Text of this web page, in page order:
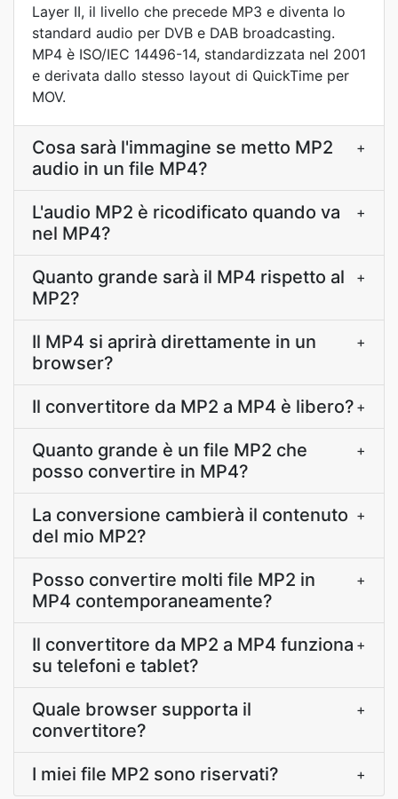
Layer II, il livello che precede MP3 e diventa lo
standard audio per DVB e DAB broadcasting.
MP4 è ISO/IEC 14496-14, standardizzata nel 2001
e derivata dallo stesso layout di QuickTime per
MOV.
Cosa sarà l'immagine se metto MP2
audio in un file MP4?
+
L'audio MP2 è ricodificato quando va
nel MP4?
+
Quanto grande sarà il MP4 rispetto al
MP2?
+
Il MP4 si aprirà direttamente in un
browser?
+
Il convertitore da MP2 a MP4 è libero? +
Quanto grande è un file MP2 che
posso convertire in MP4?
+
La conversione cambierà il contenuto
del mio MP2?
+
Posso convertire molti file MP2 in
MP4 contemporaneamente?
+
Il convertitore da MP2 a MP4 funziona
su telefoni e tablet?
+
Quale browser supporta il
convertitore?
+
I miei file MP2 sono riservati? +